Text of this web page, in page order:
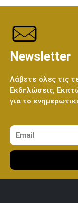
Newsletter
Λάβετε όλες τις
Εκδηλώσεις,
για το